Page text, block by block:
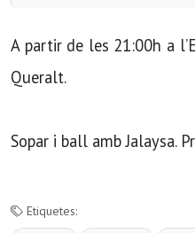
A partir de les 21:00h a
Queralt.
Sopar i ball amb Jalaysa.
Etiquetes: